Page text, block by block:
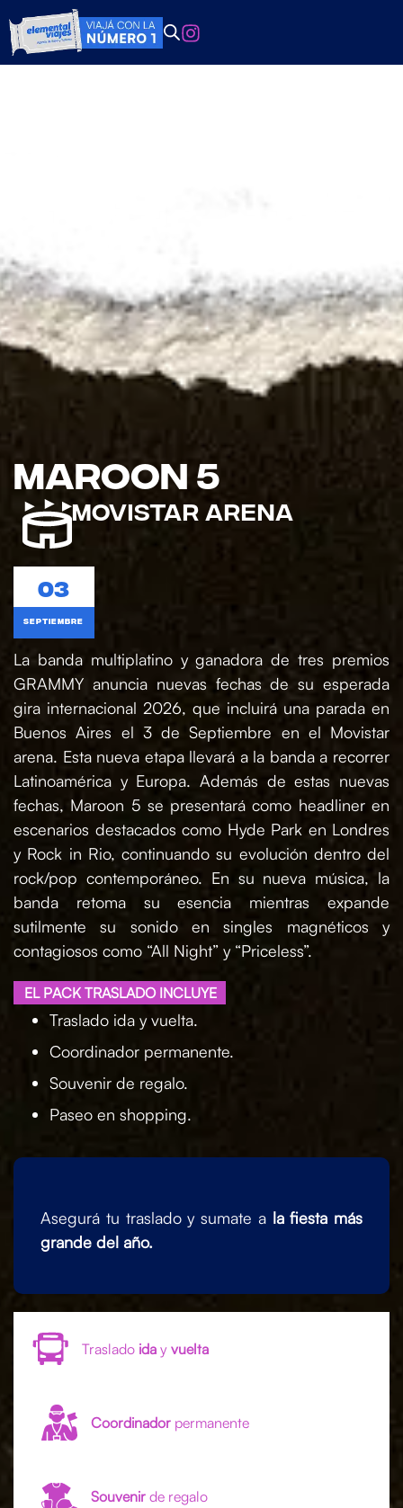
MAROON 5
Movistar Arena
03
septiembre
La banda multiplatino y ganadora de tres premios
GRAMMY anuncia nuevas fechas de su esperada
gira internacional 2026, que incluirá una parada en
Buenos Aires el 3 de Septiembre en el Movistar
arena. Esta nueva etapa llevará a la banda a recorrer
Latinoamérica y Europa. Además de estas nuevas
fechas, Maroon 5 se presentará como headliner en
escenarios destacados como Hyde Park en Londres
y Rock in Rio, continuando su evolución dentro del
rock/pop contemporáneo. En su nueva música, la
banda retoma su esencia mientras expande
sutilmente su sonido en singles magnéticos y
contagiosos como “All Night” y “Priceless”.
EL PACK TRASLADO INCLUYE
Traslado ida y vuelta.
Coordinador permanente.
Souvenir de regalo.
Paseo en shopping.
Asegurá tu traslado y sumate a la fiesta más
grande del año.
Traslado ida y vuelta
Coordinador permanente
Souvenir de regalo